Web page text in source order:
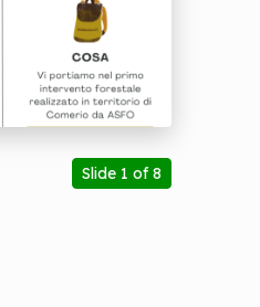
Slide 1 of 8